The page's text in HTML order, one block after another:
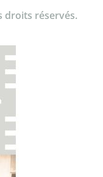
droits réservés.